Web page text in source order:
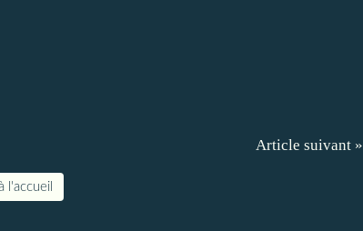
Article suivant »
l'accueil